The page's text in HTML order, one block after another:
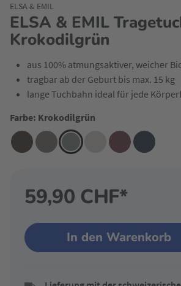
ELSA & EMIL
Krokodilgrün
ELSA & EMIL
aus 100% atmungsaktiver, weicher
tragbar ab der Geburt bis max. 15 kg
lange Tuchbahn ideal für jede
Farbe: Krokodilgrün
59,90 CHF*
In den Warenkorb